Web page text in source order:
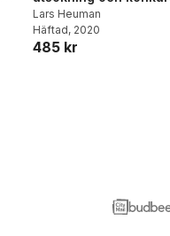
Lars Heuman
Häftad, 2020
485 kr